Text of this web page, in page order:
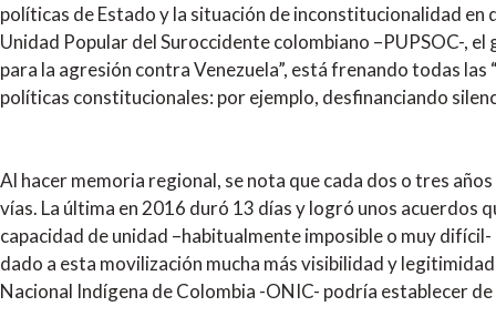
políticas de Estado y la situación de inconstitucionalidad en
Unidad Popular del Suroccidente colombiano –PUPSOC-,
para la agresión contra Venezuela”, está frenando todas
políticas constitucionales: por ejemplo, desfinanciando
Al hacer memoria regional, se nota que cada dos o tres
vías. La última en 2016 duró 13 días y logró unos acuerdos
capacidad de unidad –habitualmente imposible o muy
dado a esta movilización mucha más visibilidad y
Nacional Indígena de Colombia -ONIC- podría establecer